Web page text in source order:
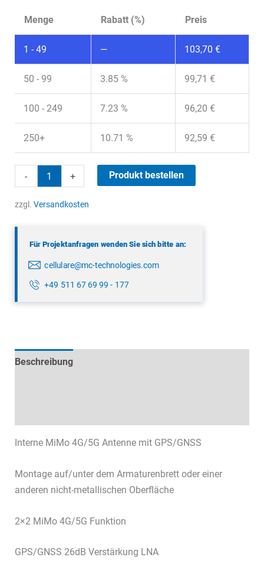
Menge Rabatt (%) Preis
1 - 49 — 103,70 €
50 - 99 3.85 % 99,71 €
100 - 249 7.23 % 96,20 €
250+ 10.71 % 92,59 €
-
Panorama
BATGM-
7-
+ Produkt bestellen
zzgl. Versandkosten
Für Projektanfragen wenden Sie sich bitte an:
cellulare@mc-technologies.com
+49 511 67 69 99 - 177
Beschreibung
Interne MiMo 4G/5G Antenne mit GPS/GNSS
Montage auf/unter dem Armaturenbrett oder einer
anderen nicht-metallischen Oberfläche
2×2 MiMo 4G/5G Funktion
GPS/GNSS 26dB Verstärkung LNA